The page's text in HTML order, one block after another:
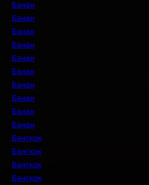
Банан
Банан
Банан
Банан
Банан
Банан
Банан
Банан
Банан
Банан
Бангкок
Бангкок
Бангкок
Бангкок